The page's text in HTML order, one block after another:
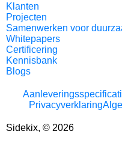
Klanten
Projecten
Samenwerken voor
Whitepapers
Certificering
Kennisbank
Blogs
Privacyverklaring
Sidekix, © 2026